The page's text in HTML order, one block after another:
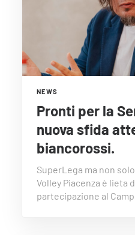
NEWS
Pronti per la
nuova sfida
biancorossi.
SuperLega ma non
Volley Piacenza è lieta
partecipazione al